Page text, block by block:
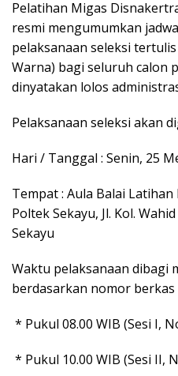
Pelatihan Migas
resmi mengumumkan
pelaksanaan seleksi
Warna) bagi seluruh calon
dinyatakan lolos
Pelaksanaan seleksi akan
Hari / Tanggal : Senin, 25
Tempat : Aula Balai Latihan
Poltek Sekayu, Jl. Kol.
Sekayu
Waktu pelaksanaan dibagi
berdasarkan nomor
* Pukul 08.00 WIB (Sesi I,
* Pukul 10.00 WIB (Sesi II,